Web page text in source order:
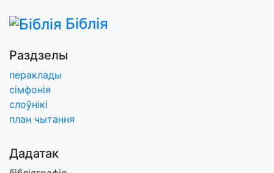
Біблія
Раздзелы
пераклады
сімфонія
слоўнікі
план чытання
Дадатак